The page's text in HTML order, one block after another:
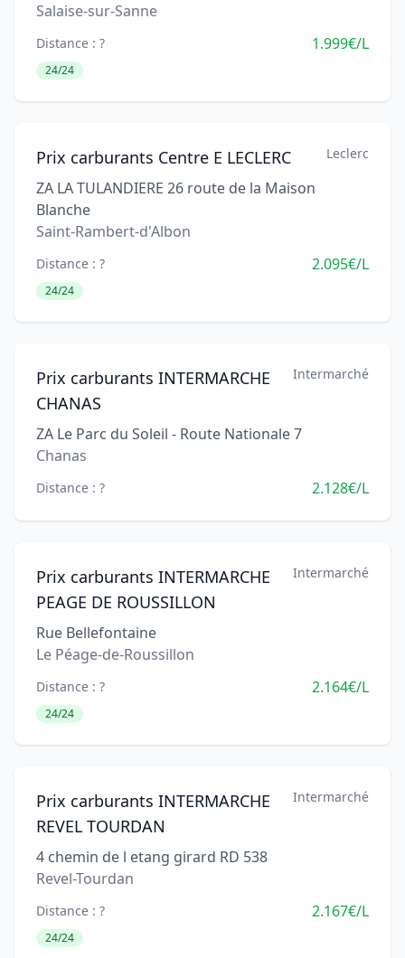
Salaise-sur-Sanne
Distance : ? 1.999€/L
24/24
Prix carburants Centre E LECLERC Leclerc
ZA LA TULANDIERE 26 route de la Maison
Blanche
Saint-Rambert-d'Albon
Distance : ? 2.095€/L
24/24
Prix carburants INTERMARCHE
CHANAS
Intermarché
ZA Le Parc du Soleil - Route Nationale 7
Chanas
Distance : ? 2.128€/L
Prix carburants INTERMARCHE
PEAGE DE ROUSSILLON
Intermarché
Rue Bellefontaine
Le Péage-de-Roussillon
Distance : ? 2.164€/L
24/24
Prix carburants INTERMARCHE
REVEL TOURDAN
Intermarché
4 chemin de l etang girard RD 538
Revel-Tourdan
Distance : ? 2.167€/L
24/24